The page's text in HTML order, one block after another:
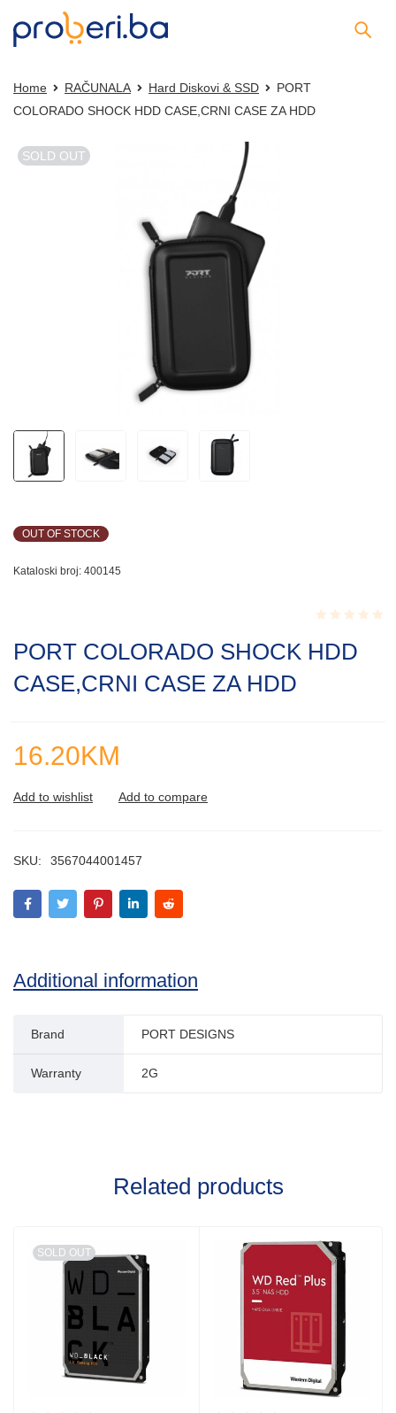
Home RAČUNALA Hard Diskovi & SSD
PORT
COLORADO SHOCK HDD CASE,CRNI CASE ZA HDD
SOLD OUT
OUT OF STOCK
Kataloski broj: 400145
0.001
PORT COLORADO SHOCK HDD
CASE,CRNI CASE ZA HDD
16.20KM
SKU: 3567044001457
Additional information
Brand PORT DESIGNS
Warranty 2G
Related products
SOLD OUT